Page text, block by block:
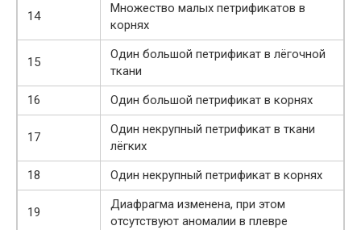
14
Множество малых петрификатов в
корнях
15
Один большой петрификат в лёгочной
ткани
16
Один большой петрификат в корнях
17
Один некрупный петрификат в ткани
лёгких
18
Один некрупный петрификат в корнях
19
Диафрагма изменена, при этом
отсутствуют аномалии в плевре